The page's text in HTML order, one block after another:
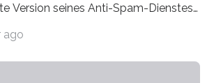
Version seines Anti-Spam-Dienstes
dank des neuen Attachments-
ago